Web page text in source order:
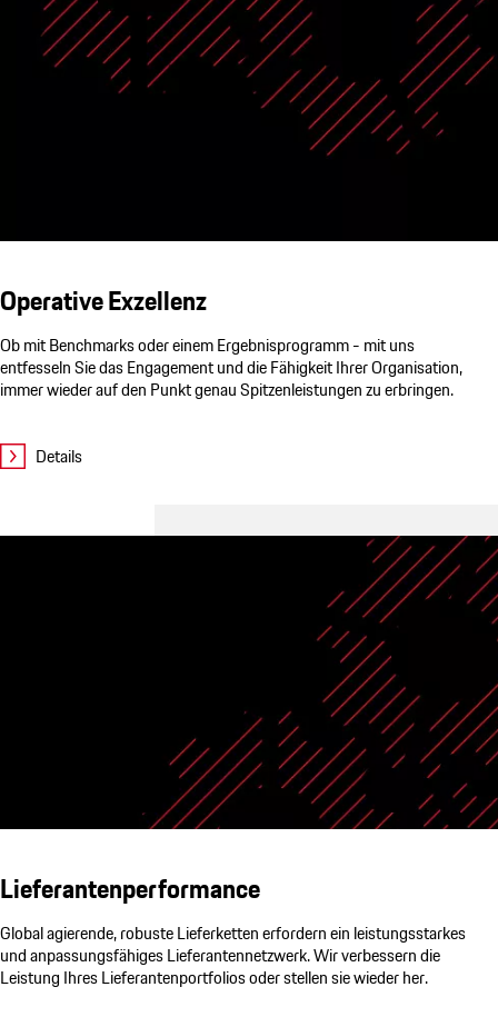
Operative Exzellenz
Ob mit Benchmarks oder einem Ergebnisprogramm - mit uns
entfesseln Sie das Engagement und die Fähigkeit Ihrer Organisation,
immer wieder auf den Punkt genau Spitzenleistungen zu erbringen.
Details
Lieferantenperformance
Global agierende, robuste Lieferketten erfordern ein leistungsstarkes
und anpassungsfähiges Lieferantennetzwerk. Wir verbessern die
Leistung Ihres Lieferantenportfolios oder stellen sie wieder her.